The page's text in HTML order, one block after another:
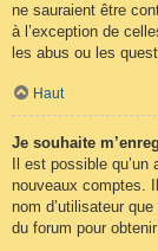
ne sauraient être
à l’exception de
les abus ou les
Haut
Je souhaite
Il est possible
nouveaux comptes.
nom d’utilisateur
du forum pour obtenir